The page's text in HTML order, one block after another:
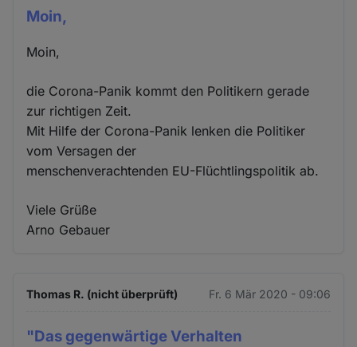
Moin,
Moin,
die Corona-Panik kommt den Politikern gerade
zur richtigen Zeit.
Mit Hilfe der Corona-Panik lenken die Politiker
vom Versagen der
menschenverachtenden EU-Flüchtlingspolitik ab.
Viele Grüße
Arno Gebauer
Thomas R. (nicht überprüft) Fr. 6 Mär 2020 - 09:06
"Das gegenwärtige Verhalten